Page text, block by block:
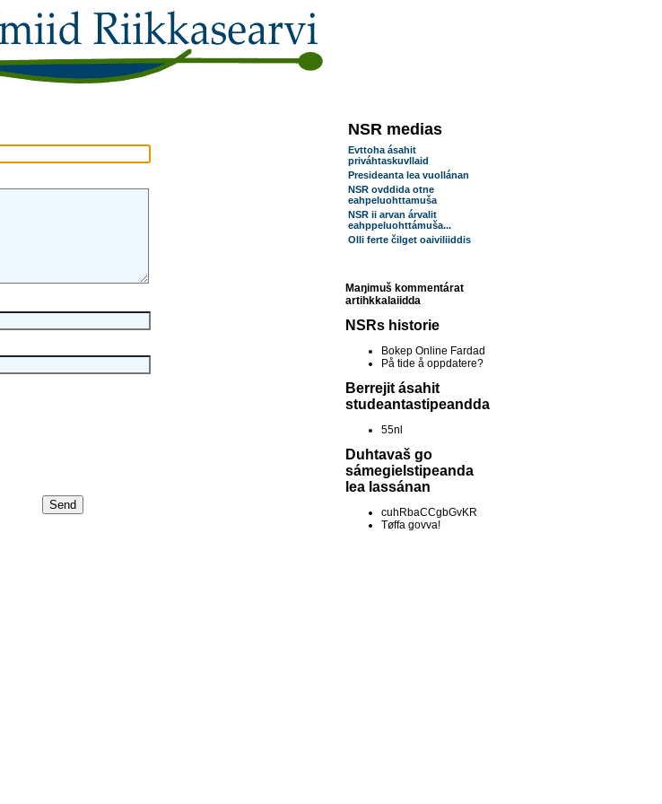
NSR medias
Evttoha ásahit
priváhtaskuvllaid
Presideanta lea vuollánan
NSR ovddida otne
eahpeluohttamuša
NSR ii arvan árvalit
eahppeluohttámuša...
Olli ferte čilget oaiviliiddis
Maŋimuš kommentárat
artihkkalaiidda
NSRs historie
Bokep Online Fardad
På tide å oppdatere?
Berrejit ásahit
studeantastipeandda
55nl
Duhtavaš go
sámegielstipeanda
lea lassánan
cuhRbaCCgbGvKR
Tøffa govva!